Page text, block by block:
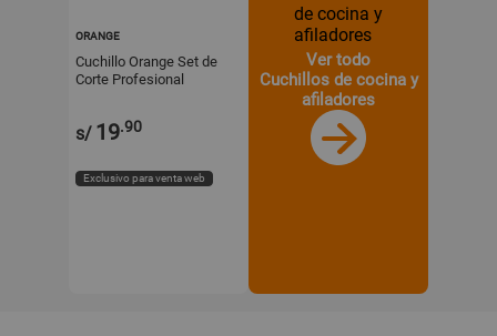
ORANGE
Cuchillo Orange Set de
Corte Profesional
s/ 19.90
Exclusivo para venta web
Ver todo
Cuchillos de cocina y
afiladores